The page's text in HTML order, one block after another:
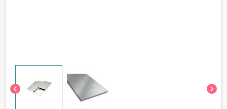
chevron_left chevron_right